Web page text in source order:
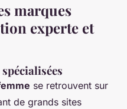
marques
experte et
se retrouvent sur
de grands sites